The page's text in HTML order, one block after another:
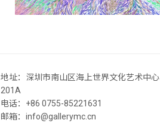
地址：深圳市南山区海上世界文化艺术中心
201A
电话：+86 0755-85221631
邮箱：info@gallerymc.cn